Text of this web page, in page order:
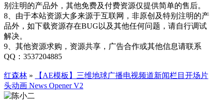
别注明的产品外，其他免费及付费资源仅提供简单的售后。
8、由于本站资源大多来源于互联网，非原创及特别注明的产
品外，如下载资源存在BUG以及其他任何问题，请自行调试
解决。
9、其他资源求购，资源共享，广告合作或其他信息请联系
QQ：3537204885
红森林 »
【AE模板】三维地球广播电视频道新闻栏目开场片
头动画 News Opener V2